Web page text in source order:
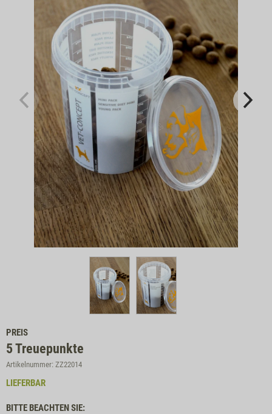
PREIS
5 Treuepunkte
Artikelnummer: ZZ22014
LIEFERBAR
BITTE BEACHTEN SIE: